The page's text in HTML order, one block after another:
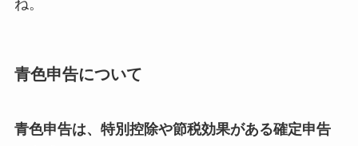
ね。
青色申告について
青色申告は、特別控除や節税効果がある確定申告